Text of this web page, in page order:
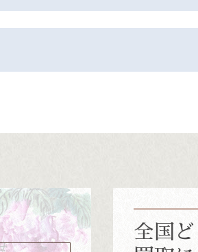
全国